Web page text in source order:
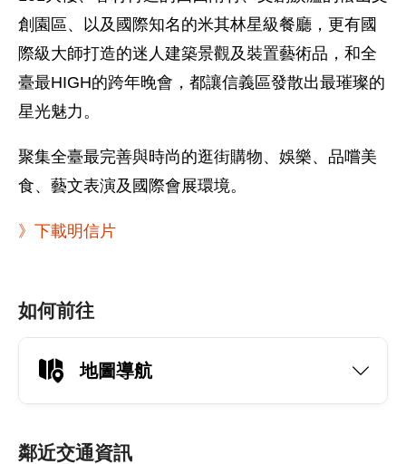
創園區、以及國際知名的米其林星級餐廳，更有國
際級大師打造的迷人建築景觀及裝置藝術品，和全
臺最HIGH的跨年晚會，都讓信義區發散出最璀璨的
星光魅力。
聚集全臺最完善與時尚的逛街購物、娛樂、品嚐美
食、藝文表演及國際會展環境。
》下載明信片
如何前往
地圖導航
鄰近交通資訊